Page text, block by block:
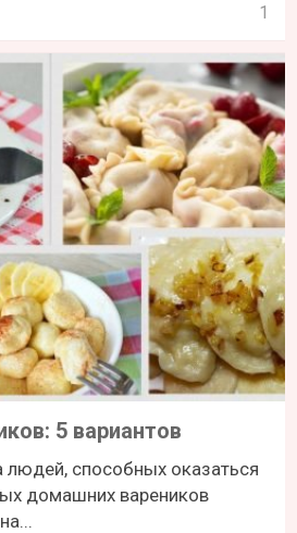
1
5 вариантов
людей, способных оказаться
домашних вареников